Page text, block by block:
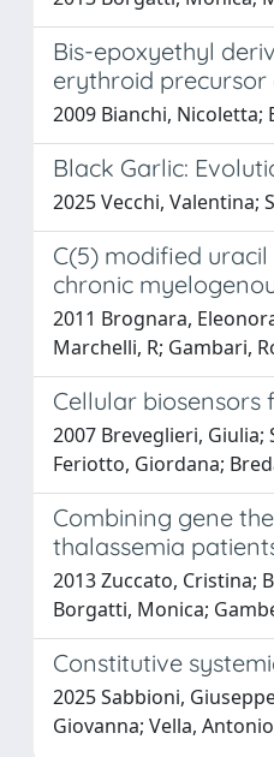
Bis-epoxyethyl
erythroid precursor
2009 Bianchi, Nicoletta;
Black Garlic:
2025 Vecchi, Valentina;
C(5) modified
chronic
2011 Brognara,
Marchelli, R; Gambari,
Cellular
2007 Breveglieri,
Feriotto, Giordana;
Combining gene
thalassemia
2013 Zuccato, Cristina;
Borgatti, Monica;
Constitutive
2025 Sabbioni,
Giovanna; Vella,